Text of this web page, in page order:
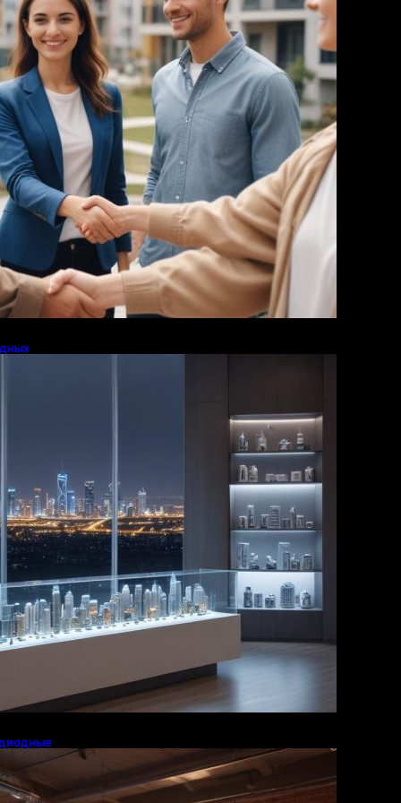
Образ жизни
Журнал
Фотография
Путешествия
Технология